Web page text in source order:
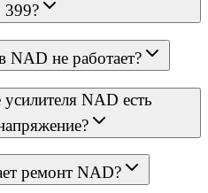
399?
NAD не работает?
NAD есть
ремонт NAD?